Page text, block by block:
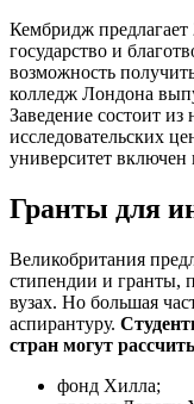
Кембридж
государство и
возможность
колледж Лондона
Заведение состоит из
исследовательских
университет
Гранты для
Великобритания
стипендии и гранты,
вузах. Но большая
аспирантуру.
стран могут
фонд Хилла;